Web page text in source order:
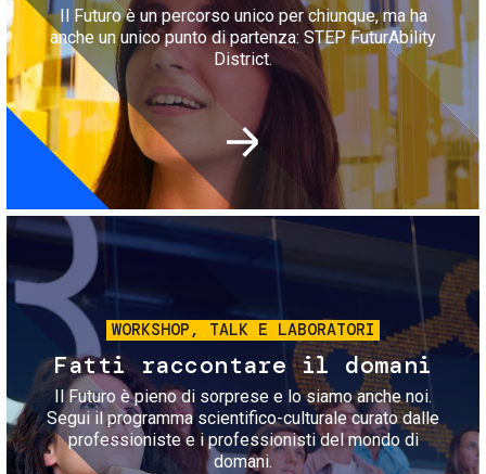
Il Futuro è un percorso unico per chiunque, ma ha
anche un unico punto di partenza: STEP FuturAbility
District.
Immagine
WORKSHOP, TALK E LABORATORI
Fatti raccontare il domani
Il Futuro è pieno di sorprese e lo siamo anche noi.
Segui il programma scientifico-culturale curato dalle
professioniste e i professionisti del mondo di
domani.